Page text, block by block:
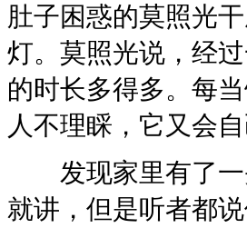
肚子困惑的莫照光
灯。莫照光说，经
的时长多得多。每
人不理睬，它又会
发现家里有了一
就讲，但是听者都